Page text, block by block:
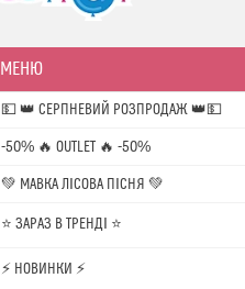
💵 👑 СЕРПНЕВИЙ РОЗПРОДАЖ 👑💵
-50% 🔥 OUTLET 🔥 -50%
💚 МАВКА ЛІСОВА ПІСНЯ 💚
⭐️ ЗАРАЗ В ТРЕНДІ ⭐️
⚡ НОВИНКИ ⚡